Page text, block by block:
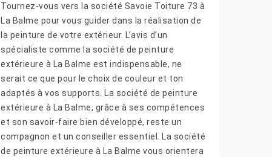
Tournez-vous vers la société Savoie Toiture 73 à
La Balme pour vous guider dans la réalisation de
la peinture de votre extérieur. L’avis d’un
spécialiste comme la société de peinture
extérieure à La Balme est indispensable, ne
serait ce que pour le choix de couleur et ton
adaptés à vos supports. La société de peinture
extérieure à La Balme, grâce à ses compétences
et son savoir-faire bien développé, reste un
compagnon et un conseiller essentiel. La société
de peinture extérieure à La Balme vous orientera